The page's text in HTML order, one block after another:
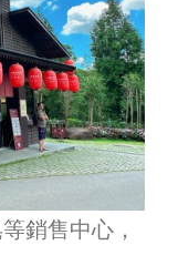
銷售中心，